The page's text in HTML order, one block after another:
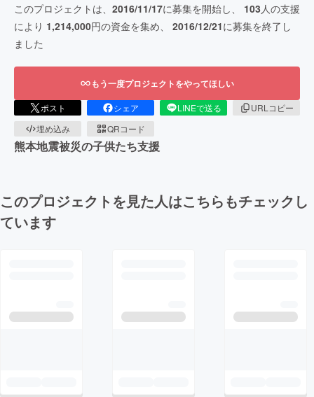
このプロジェクトは、 2016/11/17に募集を開始し、 103人の支援
により 1,214,000円の資金を集め、 2016/12/21に募集を終了し
ました
もう一度プロジェクトをやってほしい
ポスト シェア LINEで送る
URLコピー
埋め込み
QRコード
熊本地震被災の子供たち支援
このプロジェクトを見た人はこちらもチェックし
ています